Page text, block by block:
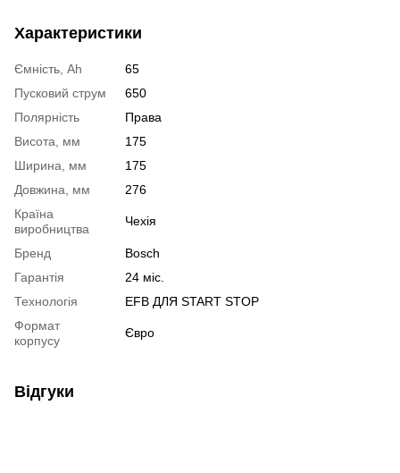
Характеристики
Ємність, Ah
65
Пусковий струм
650
Полярність
Права
Висота, мм
175
Ширина, мм
175
Довжина, мм
276
Країна
виробництва
Чехія
Бренд
Bosch
Гарантія
24 міс.
Технологія
EFB ДЛЯ START STOP
Формат
корпусу
Євро
Відгуки